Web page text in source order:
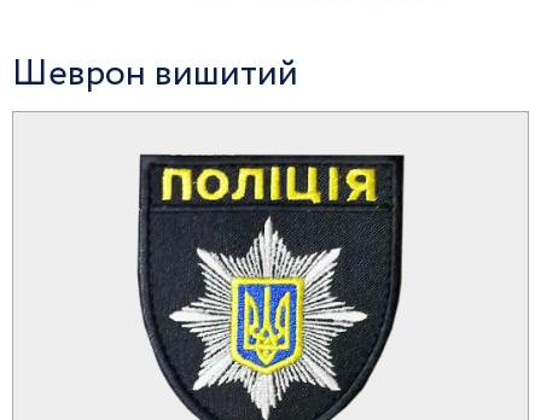
Шеврон вишитий